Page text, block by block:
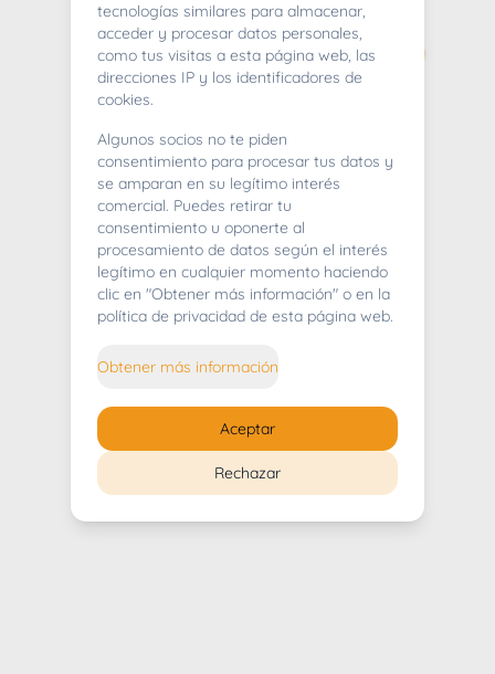
404
Whoops! Lo sentimos mucho.
tecnologías similares para almacenar,
acceder y procesar datos personales,
como tus visitas a esta página web, las
direcciones IP y los identificadores de
cookies.
Algunos socios no te piden
consentimiento para procesar tus datos y
se amparan en su legítimo interés
comercial. Puedes retirar tu
consentimiento u oponerte al
procesamiento de datos según el interés
legítimo en cualquier momento haciendo
clic en "Obtener más información" o en la
política de privacidad de esta página web.
Obtener más información
Rechazar
Aceptar